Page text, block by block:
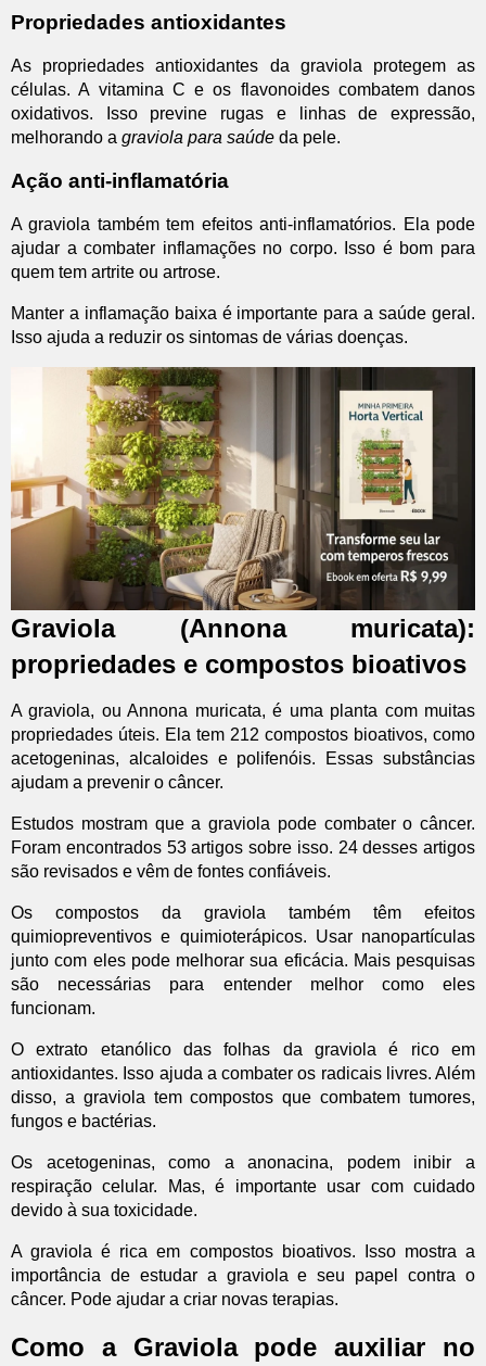
Propriedades antioxidantes
As propriedades antioxidantes da graviola protegem as
células. A vitamina C e os flavonoides combatem danos
oxidativos. Isso previne rugas e linhas de expressão,
melhorando a graviola para saúde da pele.
Ação anti-inflamatória
A graviola também tem efeitos anti-inflamatórios. Ela pode
ajudar a combater inflamações no corpo. Isso é bom para
quem tem artrite ou artrose.
Manter a inflamação baixa é importante para a saúde geral.
Isso ajuda a reduzir os sintomas de várias doenças.
Graviola (Annona muricata):
propriedades e compostos bioativos
A graviola, ou Annona muricata, é uma planta com muitas
propriedades úteis. Ela tem 212 compostos bioativos, como
acetogeninas, alcaloides e polifenóis. Essas substâncias
ajudam a prevenir o câncer.
Estudos mostram que a graviola pode combater o câncer.
Foram encontrados 53 artigos sobre isso. 24 desses artigos
são revisados e vêm de fontes confiáveis.
Os compostos da graviola também têm efeitos
quimiopreventivos e quimioterápicos. Usar nanopartículas
junto com eles pode melhorar sua eficácia. Mais pesquisas
são necessárias para entender melhor como eles
funcionam.
O extrato etanólico das folhas da graviola é rico em
antioxidantes. Isso ajuda a combater os radicais livres. Além
disso, a graviola tem compostos que combatem tumores,
fungos e bactérias.
Os acetogeninas, como a anonacina, podem inibir a
respiração celular. Mas, é importante usar com cuidado
devido à sua toxicidade.
A graviola é rica em compostos bioativos. Isso mostra a
importância de estudar a graviola e seu papel contra o
câncer. Pode ajudar a criar novas terapias.
Como a Graviola pode auxiliar no